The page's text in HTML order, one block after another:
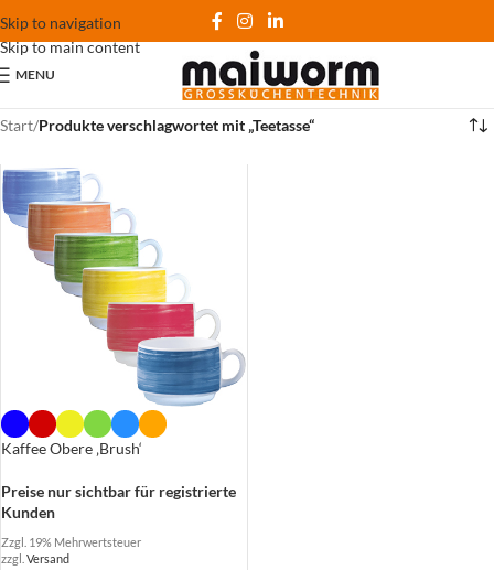
Skip to navigation
Skip to main content
MENU
Start/Produkte verschlagwortet mit „Teetasse“
Kaffee Obere ‚Brush‘
Preise nur sichtbar für registrierte
Kunden
Zzgl. 19% Mehrwertsteuer
zzgl. Versand